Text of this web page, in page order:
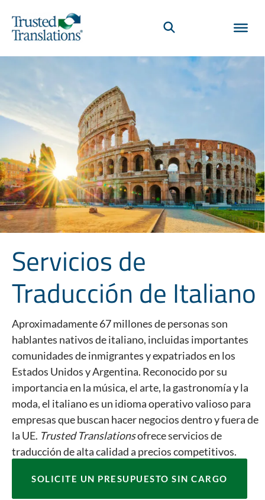
Servicios de
Traducción de Italiano
Aproximadamente 67 millones de personas son
hablantes nativos de italiano, incluidas importantes
comunidades de inmigrantes y expatriados en los
Estados Unidos y Argentina. Reconocido por su
importancia en la música, el arte, la gastronomía y la
moda, el italiano es un idioma operativo valioso para
empresas que buscan hacer negocios dentro y fuera de
la UE. Trusted Translationsofrece servicios de
traducción de alta calidad a precios competitivos.
SOLICITE UN PRESUPUESTO SIN CARGO